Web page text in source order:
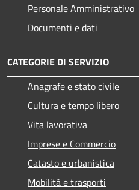
Personale Amministrativo
Documenti e dati
CATEGORIE DI SERVIZIO
Anagrafe e stato civile
Cultura e tempo libero
Vita lavorativa
Imprese e Commercio
Catasto e urbanistica
Mobilità e trasporti